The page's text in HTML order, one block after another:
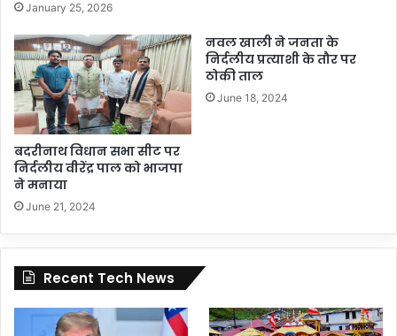
January 25, 2026
बदरीनाथ विधान सभा सीट पर
निर्दलीय वीरेंद्र पाल को भाजपा
ने मनाया
June 21, 2024
नवल खाली ने जनता के
निर्दलीय प्रत्याशी के तौर पर
ठोकी ताल
June 18, 2024
Recent Tech News